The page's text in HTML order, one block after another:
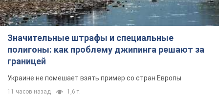
Значительные штрафы и специальные
полигоны: как проблему джипинга решают за
границей
Украине не помешает взять пример со стран Европы
11 часов назад 1,6 т.